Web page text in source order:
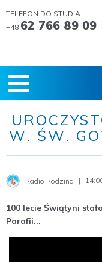
TELEFON DO STUDIA:
+48 62 766 89 09
W. ŚW.
Radio Rodzina
100 lecie Świątyni
Parafii...